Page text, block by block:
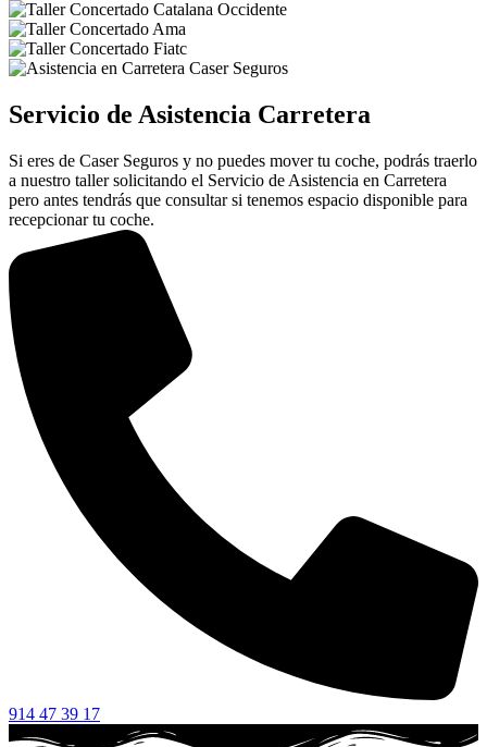
Servicio de Asistencia Carretera
Si eres de Caser Seguros y no puedes mover tu coche, podrás traerlo
a nuestro taller solicitando el Servicio de Asistencia en Carretera
pero antes tendrás que consultar si tenemos espacio disponible para
recepcionar tu coche.
914 47 39 17